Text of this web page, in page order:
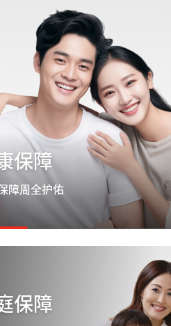
保障
障周全护佑
保障